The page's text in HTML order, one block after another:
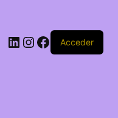
Acceder